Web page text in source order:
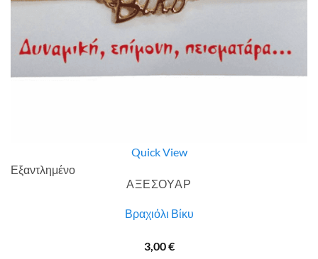
Quick View
Εξαντλημένο
ΑΞΕΣΟΥΑΡ
Βραχιόλι Βίκυ
3,00€